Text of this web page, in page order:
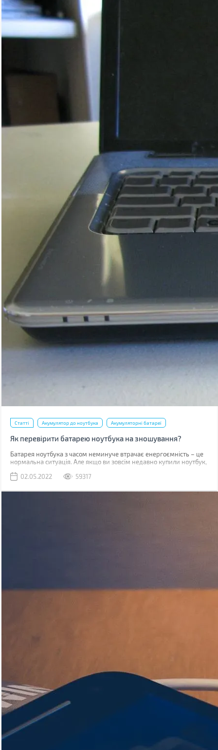
Статті Акумулятор до ноутбука Акумуляторні батареї
Як перевірити батарею ноутбука на зношування?
​​​​​Батарея ноутбука з часом неминуче втрачає енергоємність – це
нормальна ситуація. Але якщо ви зовсім недавно купили ноутбук,
гарантійний термін батареї (зазвичай від 1 до 3 років залежно від
зносилася (більше 20%), то виробник здійснює безкоштовну
02.05.2022 59317